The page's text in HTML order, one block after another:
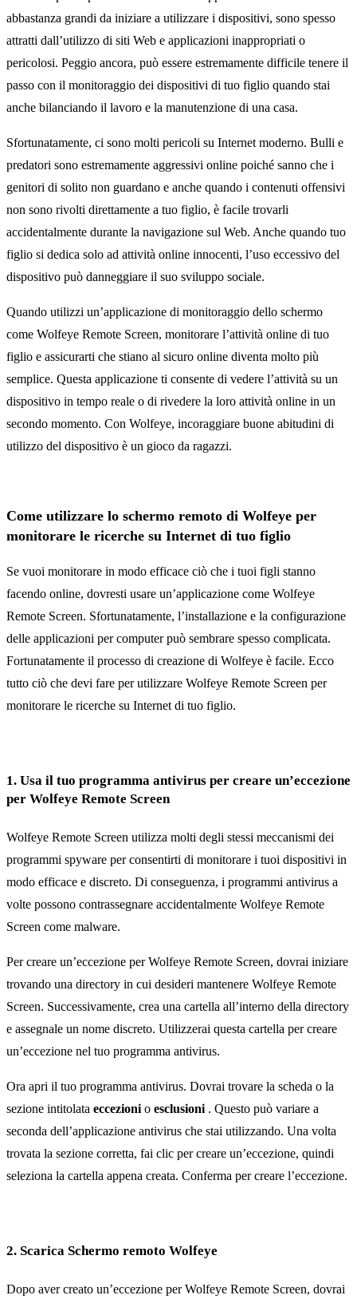
abbastanza grandi da iniziare a utilizzare i dispositivi, sono spesso
attratti dall’utilizzo di siti Web e applicazioni inappropriati o
pericolosi. Peggio ancora, può essere estremamente difficile tenere il
passo con il monitoraggio dei dispositivi di tuo figlio quando stai
anche bilanciando il lavoro e la manutenzione di una casa.
Sfortunatamente, ci sono molti pericoli su Internet moderno. Bulli e
predatori sono estremamente aggressivi online poiché sanno che i
genitori di solito non guardano e anche quando i contenuti offensivi
non sono rivolti direttamente a tuo figlio, è facile trovarli
accidentalmente durante la navigazione sul Web. Anche quando tuo
figlio si dedica solo ad attività online innocenti, l’uso eccessivo del
dispositivo può danneggiare il suo sviluppo sociale.
Quando utilizzi un’applicazione di monitoraggio dello schermo
come Wolfeye Remote Screen, monitorare l’attività online di tuo
figlio e assicurarti che stiano al sicuro online diventa molto più
semplice. Questa applicazione ti consente di vedere l’attività su un
dispositivo in tempo reale o di rivedere la loro attività online in un
secondo momento. Con Wolfeye, incoraggiare buone abitudini di
utilizzo del dispositivo è un gioco da ragazzi.
Come utilizzare lo schermo remoto di Wolfeye per
monitorare le ricerche su Internet di tuo figlio
Se vuoi monitorare in modo efficace ciò che i tuoi figli stanno
facendo online, dovresti usare un’applicazione come Wolfeye
Remote Screen. Sfortunatamente, l’installazione e la configurazione
delle applicazioni per computer può sembrare spesso complicata.
Fortunatamente il processo di creazione di Wolfeye è facile. Ecco
tutto ciò che devi fare per utilizzare Wolfeye Remote Screen per
monitorare le ricerche su Internet di tuo figlio.
1. Usa il tuo programma antivirus per creare un’eccezione
per Wolfeye Remote Screen
Wolfeye Remote Screen utilizza molti degli stessi meccanismi dei
programmi spyware per consentirti di monitorare i tuoi dispositivi in
modo efficace e discreto. Di conseguenza, i programmi antivirus a
volte possono contrassegnare accidentalmente Wolfeye Remote
Screen come malware.
Per creare un’eccezione per Wolfeye Remote Screen, dovrai iniziare
trovando una directory in cui desideri mantenere Wolfeye Remote
Screen. Successivamente, crea una cartella all’interno della directory
e assegnale un nome discreto. Utilizzerai questa cartella per creare
un’eccezione nel tuo programma antivirus.
Ora apri il tuo programma antivirus. Dovrai trovare la scheda o la
sezione intitolata eccezioni o esclusioni . Questo può variare a
seconda dell’applicazione antivirus che stai utilizzando. Una volta
trovata la sezione corretta, fai clic per creare un’eccezione, quindi
seleziona la cartella appena creata. Conferma per creare l’eccezione.
2. Scarica Schermo remoto Wolfeye
Dopo aver creato un’eccezione per Wolfeye Remote Screen, dovrai